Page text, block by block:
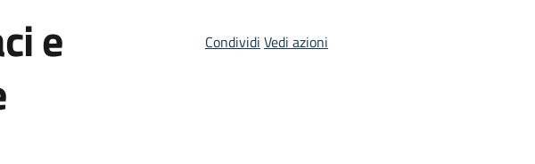
e
Condividi Vedi azioni